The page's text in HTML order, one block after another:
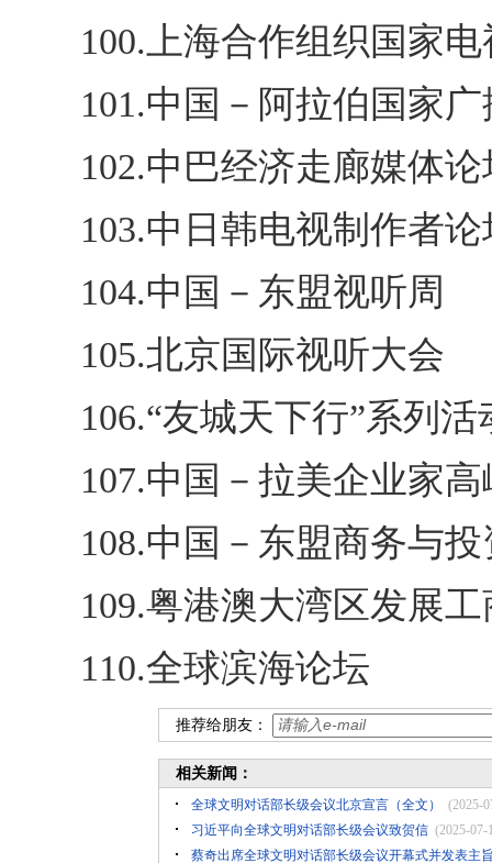
100.上海合作组织国家
101.中国－阿拉伯国家
102.中巴经济走廊媒体论
103.中日韩电视制作者论
104.中国－东盟视听周
105.北京国际视听大会
106.“友城天下行”系列活
107.中国－拉美企业家
108.中国－东盟商务与
109.粤港澳大湾区发展
110.全球滨海论坛
推荐给朋友：
相关新闻：
全球文明对话部长级会议北京宣言（全文）
(2025-
习近平向全球文明对话部长级会议致贺信 (2025-07-
蔡奇出席全球文明对话部长级会议开幕式并发表主